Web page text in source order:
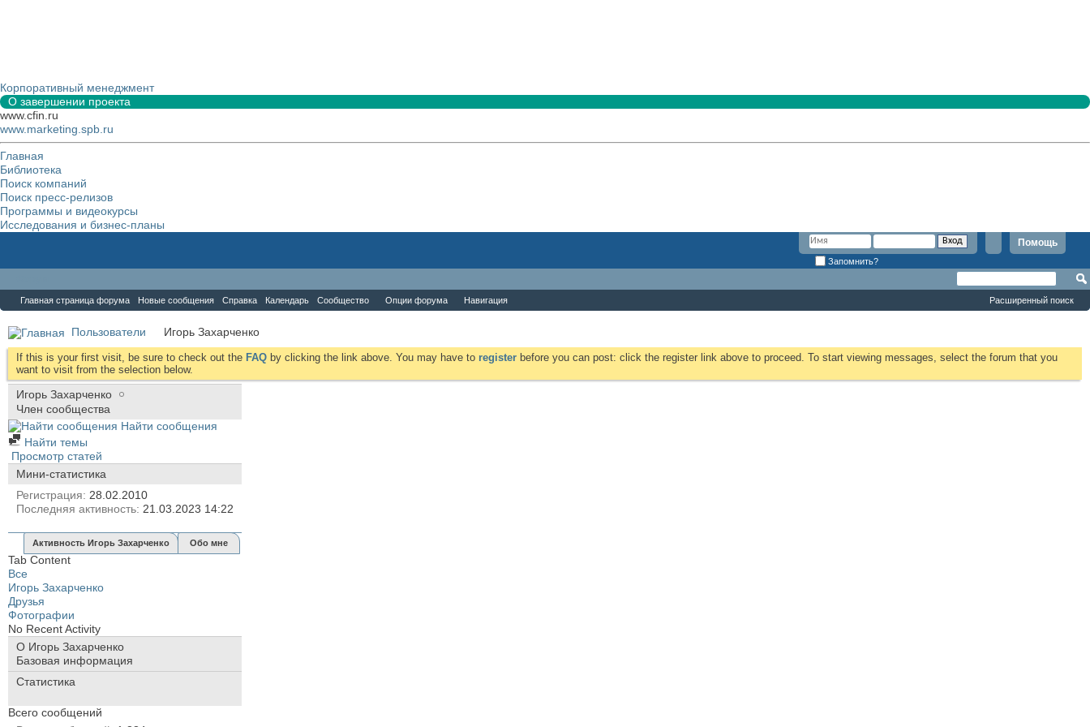
Корпоративный менеджмент
О завершении проекта
www.cfin.ru
www.marketing.spb.ru
Главная
Библиотека
Поиск компаний
Поиск пресс-релизов
Программы и видеокурсы
Исследования и бизнес-планы
Помощь
Запомнить?
Главная страница форума Новые сообщения Справка Календарь Сообщество Опции форума Навигация Расширенный поиск
Пользователи Игорь Захарченко
If this is your first visit, be sure to check out the FAQ by clicking the link above. You may have to register before you can post: click the register link above to proceed. To start viewing messages, select the forum that you
want to visit from the selection below.
Игорь Захарченко
Член сообщества
Найти сообщения
Найти темы
Просмотр статей
Мини-статистика
Регистрация 28.02.2010
Последняя активность 21.03.2023 14:22
Активность Игорь Захарченко Обо мне
Tab Content
Все
Игорь Захарченко
Друзья
Фотографии
No Recent Activity
О Игорь Захарченко
Базовая информация
Статистика
Всего сообщений